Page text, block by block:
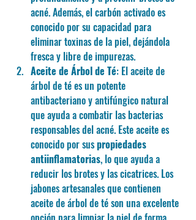
acné. Además, el carbón activado es
conocido por su capacidad para
eliminar toxinas de la piel, dejándola
fresca y libre de impurezas.
Aceite de Árbol de Té: El aceite de
árbol de té es un potente
antibacteriano y antifúngico natural
que ayuda a combatir las bacterias
responsables del acné. Este aceite es
conocido por sus propiedades
antiinflamatorias, lo que ayuda a
reducir los brotes y las cicatrices. Los
jabones artesanales que contienen
aceite de árbol de té son una excelente